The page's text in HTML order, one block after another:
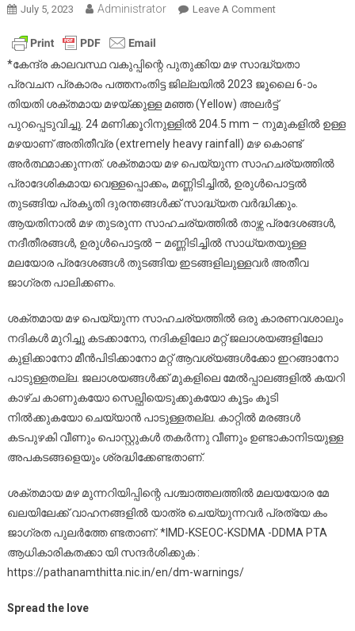
July 5, 2023 Administrator Leave A CommentOn
മഴയ്ക്കുള്ള
സാദ്ധ്യതാ
മുന്നറിയിപ്പ്
*കേന്ദ്ര കാലവസ്ഥ വകുപ്പിന്റെ പുതുക്കിയ മഴ സാദ്ധ്യതാ
പ്രവചന പ്രകാരം പത്തനംതിട്ട ജില്ലയിൽ 2023 ജൂലൈ 6-ാം
തിയതി ശക്തമായ മഴയ്ക്കുള്ള മഞ്ഞ (Yellow) അലർട്ട്
പുറപ്പെടുവിച്ചു. 24 മണിക്കൂറിനുള്ളിൽ 204.5 mm – നുമുകളിൽ ഉള്ള
മഴയാണ് അതിതീവ്ര (extremely heavy rainfall) മഴ കൊണ്ട്
അർത്ഥമാക്കുന്നത്. ശക്തമായ മഴ പെയ്യുന്ന സാഹചര്യത്തിൽ
പ്രാദേശികമായ വെള്ളപ്പൊക്കം, മണ്ണിടിച്ചിൽ, ഉരുൾപൊട്ടൽ
തുടങ്ങിയ പ്രകൃതി ദുരന്തങ്ങൾക്ക് സാദ്ധ്യത വർദ്ധിക്കും.
ആയതിനാൽ മഴ തുടരുന്ന സാഹചര്യത്തിൽ താഴ്ന്ന പ്രദേശങ്ങൾ,
നദീതീരങ്ങൾ, ഉരുൾപൊട്ടൽ – മണ്ണിടിച്ചിൽ സാധ്യതയുള്ള
മലയോര പ്രദേശങ്ങൾ തുടങ്ങിയ ഇടങ്ങളിലുള്ളവർ അതീവ
ജാഗ്രത പാലിക്കണം.
ശക്തമായ മഴ പെയ്യുന്ന സാഹചര്യത്തിൽ ഒരു കാരണവശാലും
നദികൾ മുറിച്ചു കടക്കാനോ, നദികളിലോ മറ്റ് ജലാശയങ്ങളിലോ
കുളിക്കാനോ മീൻപിടിക്കാനോ മറ്റ് ആവശ്യങ്ങൾക്കോ ഇറങ്ങാനോ
പാടുള്ളതല്ല. ജലാശയങ്ങൾക്ക് മുകളിലെ മേൽപ്പാലങ്ങളിൽ കയറി
കാഴ്ച കാണുകയോ സെല്ഫിയെടുക്കുകയോ കൂട്ടം കൂടി
നിൽക്കുകയോ ചെയ്യാൻ പാടുള്ളതല്ല. കാറ്റിൽ മരങ്ങൾ
കടപുഴകി വീണും പൊസ്റ്റുകൾ തകർന്നു വീണും ഉണ്ടാകാനിടയുള്ള
അപകടങ്ങളെയും ശ്രദ്ധിക്കേണ്ടതാണ്.
ശക്തമായ മഴ മുന്നറിയിപ്പിന്റെ പശ്ചാത്തലത്തിൽ മലയയോര മേ
ഖലയിലേക്ക് വാഹനങ്ങളിൽ യാത്ര ചെയ്യുന്നവർ പ്രത്യേ കം
ജാഗ്രത പുലർത്തേ ണ്ടതാണ്. *IMD-KSEOC-KSDMA -DDMA PTA
ആധികാരികതക്കാ യി സന്ദർശിക്കുക :
https://pathanamthitta.nic.in/en/dm-warnings/
Spread the love